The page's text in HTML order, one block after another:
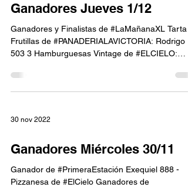
Ganadores Jueves 1/12
Ganadores y Finalistas de #LaMañanaXL Tarta
Frutillas de #PANADERIALAVICTORIA: Rodrigo
503 3 Hamburguesas Vintage de #ELCIELO:
30 nov 2022
Ganadores Miércoles 30/11
Ganador de #PrimeraEstación Exequiel 888 -
Pizzanesa de #ElCielo Ganadores de